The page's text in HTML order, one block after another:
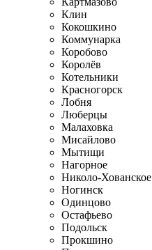
Клин
Кокошкино
Коммунарка
Коробово
Королёв
Котельники
Красногорск
Лобня
Люберцы
Малаховка
Мисайлово
Мытищи
Нагорное
Николо-Хованское
Ногинск
Одинцово
Остафьево
Подольск
Прокшино